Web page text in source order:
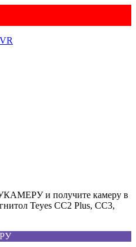
и получите камеру в
Teyes CC2 Plus, CC3,